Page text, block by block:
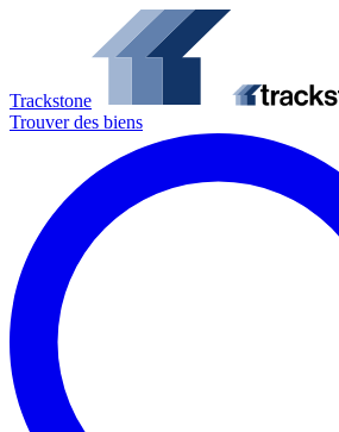
Trackstone
Trouver des biens